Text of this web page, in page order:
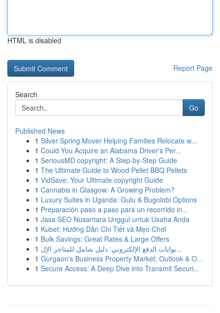
HTML is disabled
Report Page
Search
Go
Published News
1 Silver Spring Mover Helping Families Relocate w...
1 Could You Acquire an Alabama Driver's Per...
1 SeriousMD copyright: A Step-by-Step Guide
1 The Ultimate Guide to Wood Pellet BBQ Pellets
1 VidSave: Your Ultimate copyright Guide
1 Cannabis in Glasgow: A Growing Problem?
1 Luxury Suites in Uganda: Gulu & Bugolobi Options
1 Preparación paso a paso para un recorrido in...
1 Jasa SEO Nusantara Unggul untuk Usaha Anda
1 Kubet: Hướng Dẫn Chi Tiết và Mẹo Chơi
1 Bulk Savings: Great Rates & Large Offers
1
بوابات الدفع الإلكتروني: دليل شامل للمتاجر الإل...
1 Gurgaon's Business Property Market: Outlook & O...
1 Secure Access: A Deep Dive into Transmit Securi...